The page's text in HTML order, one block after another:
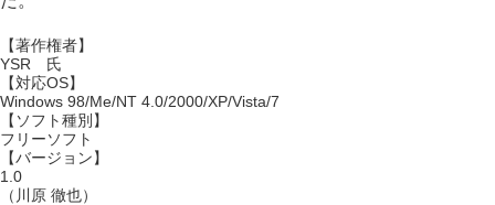
【著作権者】
YSR 氏
【対応OS】
Windows 98/Me/NT 4.0/2000/XP/Vista/7
【ソフト種別】
フリーソフト
【バージョン】
1.0
（川原 徹也）